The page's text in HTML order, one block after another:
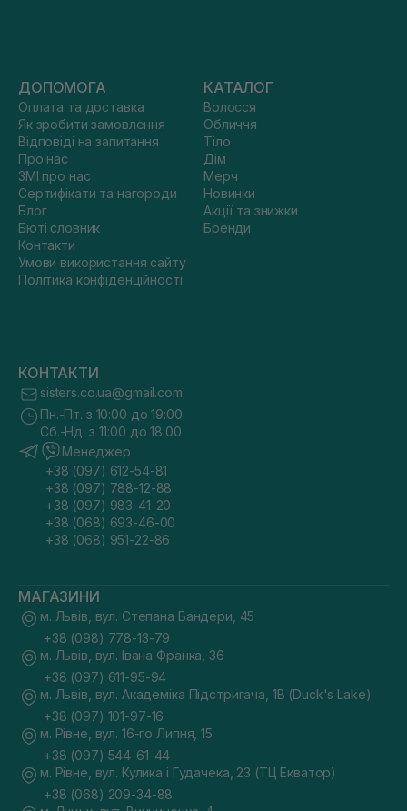
ДОПОМОГА
Оплата та доставка
Як зробити замовлення
Відповіді на запитання
Про нас
ЗМІ про нас
Сертифікати та нагороди
Блог
Бюті словник
Контакти
Умови використання сайту
Політика конфіденційності
КАТАЛОГ
Волосся
Обличчя
Тіло
Дім
Мерч
Новинки
Акції та знижки
Бренди
КОНТАКТИ
sisters.co.ua@gmail.com
Пн.-Пт. з 10:00 до 19:00
Сб.-Нд. з 11:00 до 18:00
Менеджер
+38 (097) 612-54-81
+38 (097) 788-12-88
+38 (097) 983-41-20
+38 (068) 693-46-00
+38 (068) 951-22-86
МАГАЗИНИ
м. Львів, вул. Степана Бандери, 45
+38 (098) 778-13-79
м. Львів, вул. Івана Франка, 36
+38 (097) 611-95-94
м. Львів, вул. Академіка Підстригача, 1В (Duck's Lake)
+38 (097) 101-97-16
м. Рівне, вул. 16-го Липня, 15
+38 (097) 544-61-44
м. Рівне, вул. Кулика і Гудачека, 23 (ТЦ Екватор)
+38 (068) 209-34-88